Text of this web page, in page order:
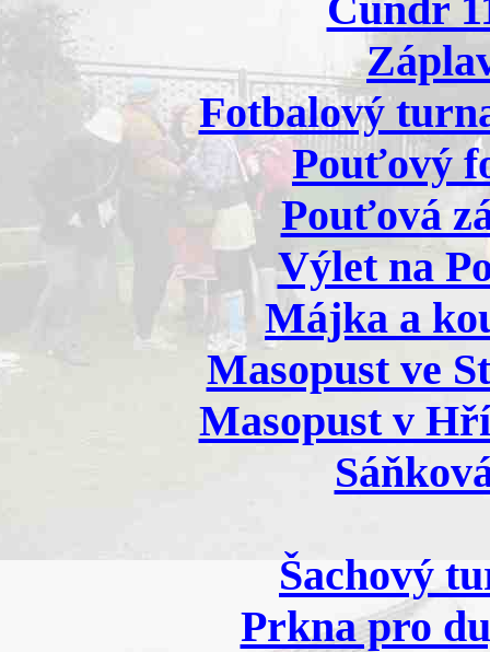
Fotbalový
Pouťový
Pouťová
Výlet na
Májka a
Masopust ve
Masopust v
Šachový
Prkna pro